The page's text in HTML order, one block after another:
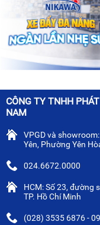
CÔNG TY TNHH
NAM
VPGD và
Yên, Phường Yên
024.6672.0000
HCM: Số 23, đường
TP. Hồ Chí Minh
(028) 3535 6876 -